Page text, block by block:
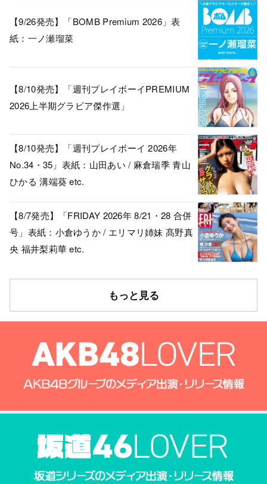
【9/26発売】「BOMB Premium 2026」表
紙：一ノ瀬瑠菜
【8/10発売】「週刊プレイボーイPREMIUM
2026上半期グラビア傑作選」
【8/10発売】「週刊プレイボーイ 2026年
No.34・35」表紙：山田あい / 麻倉瑞季 青山
ひかる 溝端葵 etc.
【8/7発売】「FRIDAY 2026年 8/21・28 合併
号」表紙：小倉ゆうか / エリマリ姉妹 髙野真
央 福井梨莉華 etc.
もっと見る